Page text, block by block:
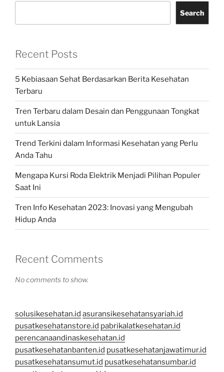
Search
Recent Posts
5 Kebiasaan Sehat Berdasarkan Berita Kesehatan
Terbaru
Tren Terbaru dalam Desain dan Penggunaan Tongkat
untuk Lansia
Trend Terkini dalam Informasi Kesehatan yang Perlu
Anda Tahu
Mengapa Kursi Roda Elektrik Menjadi Pilihan Populer
Saat Ini
Tren Info Kesehatan 2023: Inovasi yang Mengubah
Hidup Anda
Recent Comments
No comments to show.
solusikesehatan.id asuransikesehatansyariah.id
pusatkesehatanstore.id pabrikalatkesehatan.id
perencanaandinaskesehatan.id
pusatkesehatanbanten.id pusatkesehatanjawatimur.id
pusatkesehatansumut.id pusatkesehatansumbar.id